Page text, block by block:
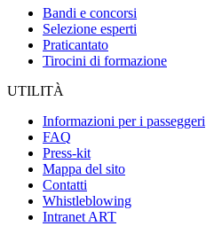
Bandi e concorsi
Selezione esperti
Praticantato
Tirocini di formazione
UTILITÀ
Informazioni per i passeggeri
FAQ
Press-kit
Mappa del sito
Contatti
Whistleblowing
Intranet ART